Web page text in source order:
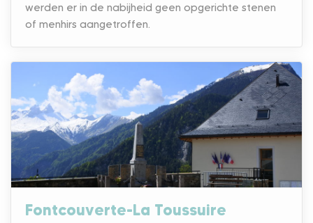
werden er in de nabijheid geen opgerichte stenen
of menhirs aangetroffen.
Fontcouverte-La Toussuire